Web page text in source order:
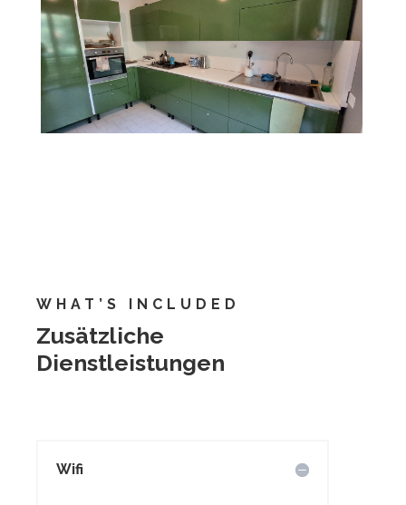
WHAT’S INCLUDED
Zusätzliche
Dienstleistungen
Wifi